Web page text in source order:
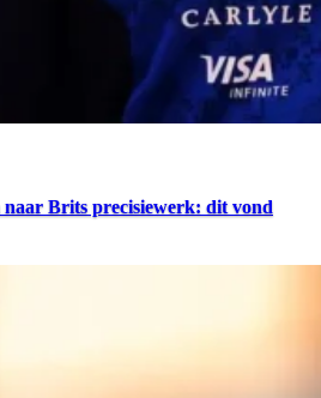
Brits precisiewerk: dit vond